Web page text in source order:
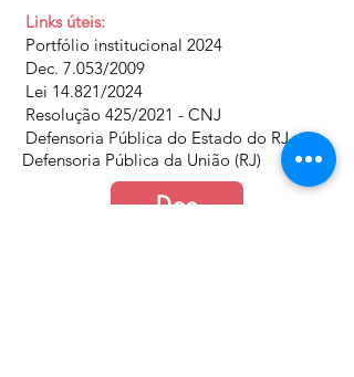
Links úteis:
Portfólio institucional 2024
Dec. 7.053/2009
Lei 14.821/2024
Resolução 425/2021 - CNJ
Defensoria Pública do Estado do RJ
Defensoria Pública da União (RJ)
Doe